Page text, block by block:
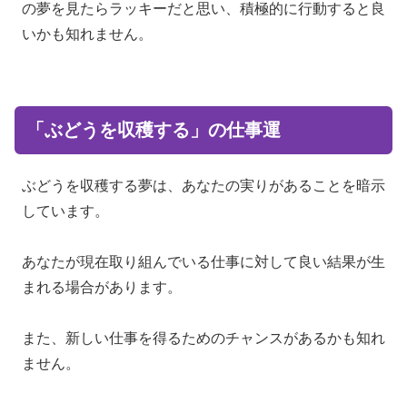
の夢を見たらラッキーだと思い、積極的に行動すると良
いかも知れません。
「ぶどうを収穫する」の仕事運
ぶどうを収穫する夢は、あなたの実りがあることを暗示
しています。
あなたが現在取り組んでいる仕事に対して良い結果が生
まれる場合があります。
また、新しい仕事を得るためのチャンスがあるかも知れ
ません。